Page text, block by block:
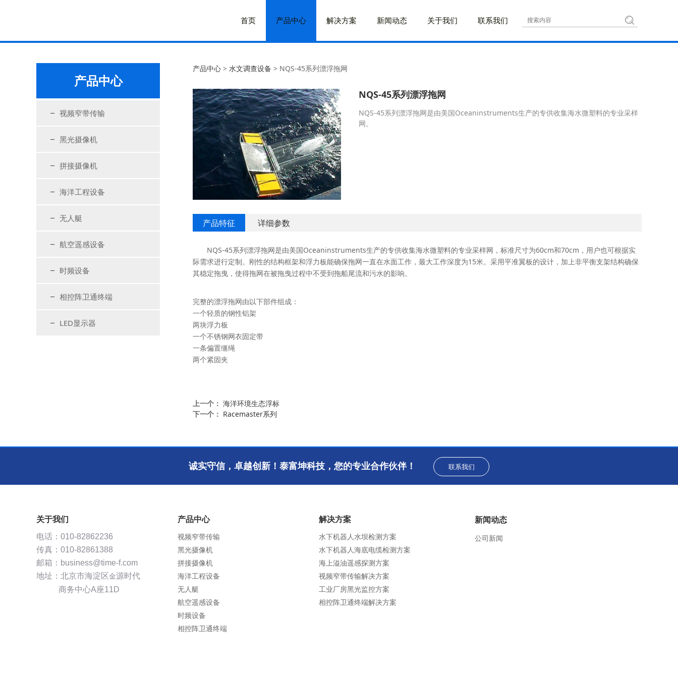
首页 产品中心 解决方案 新闻动态 关于我们 联系我们
产品中心
视频窄带传输
黑光摄像机
拼接摄像机
海洋工程设备
无人艇
航空遥感设备
时频设备
相控阵卫通终端
LED显示器
NQS-45系列漂浮拖网
产品中心 > 水文调查设备 > NQS-45系列漂浮拖网
NQS-45系列漂浮拖网
NQS-45系列漂浮拖网是由美国Oceaninstruments生产的专供收集海水微塑料的专业采样
网。
产品特征 详细参数
NQS-45系列漂浮拖网是由美国Oceaninstruments生产的专供收集海水微塑料的专业采样网，标准尺寸为60cm和70cm，用户也可根据实
际需求进行定制。刚性的结构框架和浮力板能确保拖网一直在水面工作，最大工作深度为15米。采用平准翼板的设计，加上非平衡支架结构确保
其稳定拖曳，使得拖网在被拖曳过程中不受到拖船尾流和污水的影响。
完整的漂浮拖网由以下部件组成：
一个轻质的钢性铝架
两块浮力板
一个不锈钢网衣固定带
一条偏置缰绳
两个紧固夹
上一个： 海洋环境生态浮标
下一个： Racemaster系列
诚实守信，卓越创新！泰富坤科技，您的专业合作伙伴！ 联系我们
关于我们
电话：010-82862236
传真：010-82861388
邮箱：business@time-f.com
地址：北京市海淀区金源时代
商务中心A座11D
产品中心
视频窄带传输
黑光摄像机
拼接摄像机
海洋工程设备
无人艇
航空遥感设备
时频设备
相控阵卫通终端
解决方案
水下机器人水坝检测方案
水下机器人海底电缆检测方案
海上溢油遥感探测方案
视频窄带传输解决方案
工业厂房黑光监控方案
相控阵卫通终端解决方案
新闻动态
公司新闻